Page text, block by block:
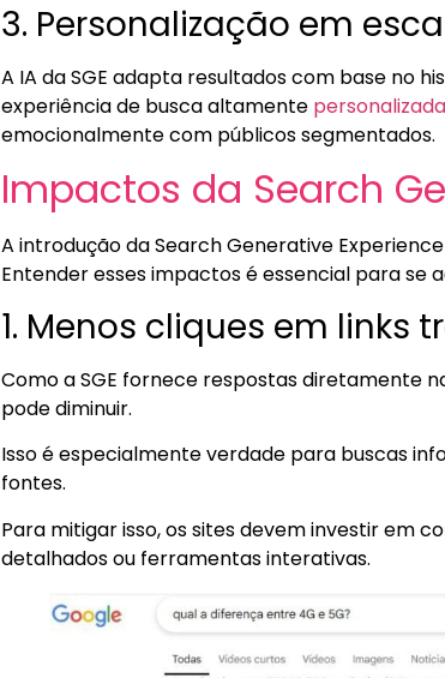
3. Personalização em
A IA da SGE adapta resultados com base no
experiência de busca altamente personalizada
emocionalmente com públicos segmentados.
Impactos da Search
A introdução da Search Generative
Entender esses impactos é essencial para
1. Menos cliques em links
Como a SGE fornece respostas diretamente
pode diminuir.
Isso é especialmente verdade para buscas
fontes.
Para mitigar isso, os sites devem investir em
detalhados ou ferramentas interativas.